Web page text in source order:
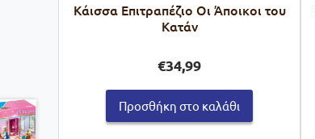
Kάισσα Επιτραπέζιο Οι Άποικοι του
Κατάν
€34,99
Προσθήκη στο καλάθι